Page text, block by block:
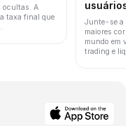
ocultas. A
taxa final que
usuários
Junte-se a
maiores
mundo em
trading e